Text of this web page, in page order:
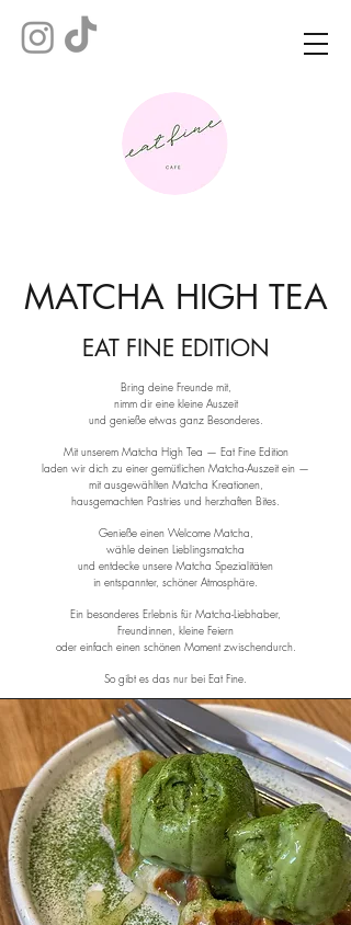
MATCHA HIGH TEA
EAT FINE EDITION
Bring deine Freunde mit,
nimm dir eine kleine Auszeit
und genieße etwas ganz Besonderes.
Mit unserem Matcha High Tea — Eat Fine Edition
laden wir dich zu einer gemütlichen Matcha-Auszeit ein —
mit ausgewählten Matcha Kreationen,
hausgemachten Pastries und herzhaften Bites.
Genieße einen Welcome Matcha,
wähle deinen Lieblingsmatcha
und entdecke unsere Matcha Spezialitäten
in entspannter, schöner Atmosphäre.
Ein besonderes Erlebnis für Matcha-Liebhaber,
Freundinnen, kleine Feiern
oder einfach einen schönen Moment zwischendurch.
So gibt es das nur bei Eat Fine.